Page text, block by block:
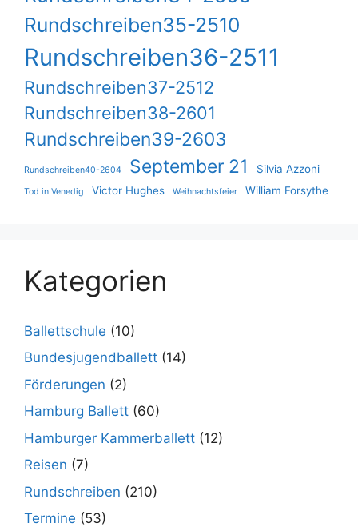
Rundschreiben35-2510
Rundschreiben36-2511
Rundschreiben37-2512
Rundschreiben38-2601
Rundschreiben39-2603
Rundschreiben40-2604 September 21 Silvia Azzoni
Tod in Venedig Victor Hughes Weihnachtsfeier William Forsythe
Kategorien
Ballettschule (10)
Bundesjugendballett (14)
Förderungen (2)
Hamburg Ballett (60)
Hamburger Kammerballett (12)
Reisen (7)
Rundschreiben (210)
Termine (53)